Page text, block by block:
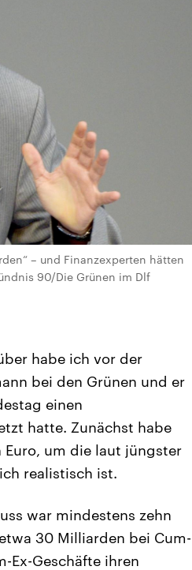
– und Finanzexperten hätten
90/Die Grünen im Dlf
habe ich vor der
bei den Grünen und er
einen
hatte. Zunächst habe
um die laut jüngster
realistisch ist.
war mindestens zehn
30 Milliarden bei Cum-
Ex-Geschäfte ihren